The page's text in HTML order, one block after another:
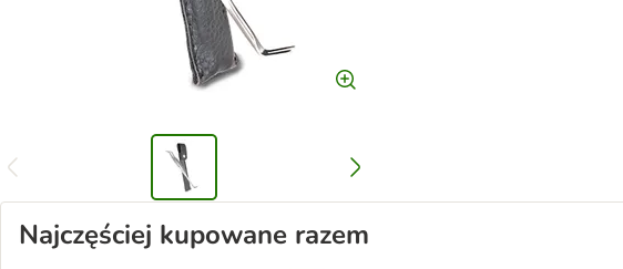
Najczęściej kupowane razem